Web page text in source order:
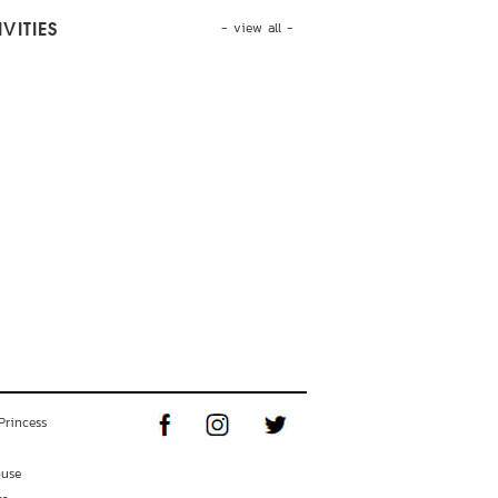
- view all -